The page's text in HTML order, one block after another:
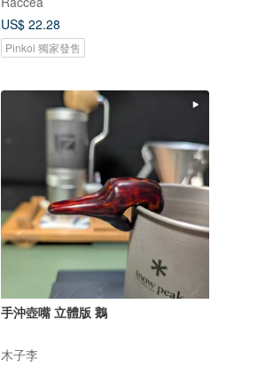
US$ 22.28
Pinkoi 獨家發售
手沖壺嘴 立體版 鵝
木子李